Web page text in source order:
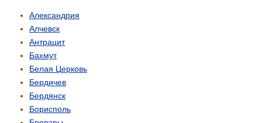
Александрия
Алчевск
Антрацит
Бахмут
Белая Церковь
Бердичев
Бердянск
Борисполь